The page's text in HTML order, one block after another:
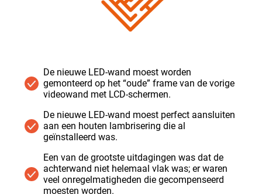
De nieuwe LED-wand moest worden
gemonteerd op het “oude” frame van de vorige
videowand met LCD-schermen.
De nieuwe LED-wand moest perfect aansluiten
aan een houten lambrisering die al
geïnstalleerd was.
Een van de grootste uitdagingen was dat de
achterwand niet helemaal vlak was; er waren
veel onregelmatigheden die gecompenseerd
moesten worden.